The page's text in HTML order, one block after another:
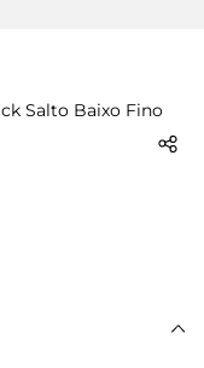
Salto Baixo Fino